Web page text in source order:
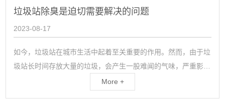
垃圾站除臭是迫切需要解决的问题
2023-08-17
如今，垃圾站在城市生活中起着至关重要的作用。然而，由于垃
圾站长时间存放大量的垃圾，会产生一股难闻的气味，严重影响
周边居民的生活质量。因此，除臭垃圾站已经成为一个迫切需要
More +